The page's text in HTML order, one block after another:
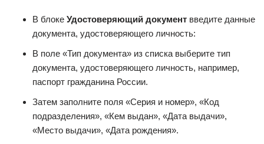
В блоке Удостоверяющий документ введите данные
документа, удостоверяющего личность:
В поле «Тип документа» из списка выберите тип
документа, удостоверяющего личность, например,
паспорт гражданина России.
Затем заполните поля «Серия и номер», «Код
подразделения», «Кем выдан», «Дата выдачи»,
«Место выдачи», «Дата рождения».